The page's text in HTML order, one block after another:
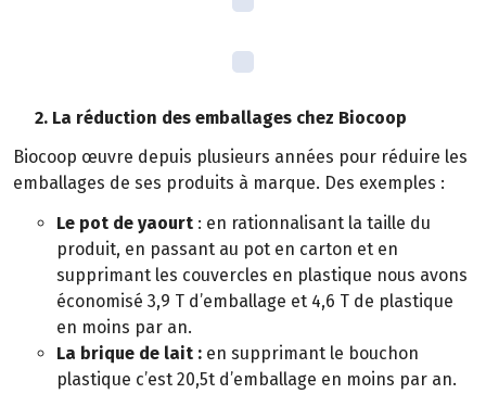
2. La réduction des emballages chez Biocoop
Biocoop œuvre depuis plusieurs années pour réduire les
emballages de ses produits à marque. Des exemples :
Le pot de yaourt : en rationnalisant la taille du
produit, en passant au pot en carton et en
supprimant les couvercles en plastique nous avons
économisé 3,9 T d’emballage et 4,6 T de plastique
en moins par an.
La brique de lait : en supprimant le bouchon
plastique c’est 20,5t d’emballage en moins par an.